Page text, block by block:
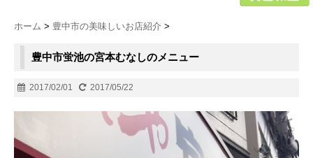
ホーム > 豊中市の美味しいお店紹介 >
豊中市蛍池の宮本むなしのメニュー
2017/02/01 2017/05/22